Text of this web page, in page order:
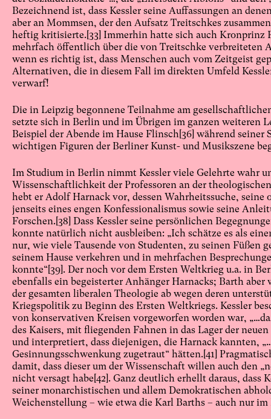
Bezeichnend ist, dass Kessler seine Auffassungen an
aber an Mommsen, der den Aufsatz Treitschkes
heftig kritisierte.[33] Immerhin hatte sich auch Kronprinz
mehrfach öffentlich über die von Treitschke verbreiteten
wenn es richtig ist, dass Menschen auch vom Zeitgeist
Alternativen, die in diesem Fall im direkten Umfeld
verwarf!
Die in Leipzig begonnene Teilnahme am
setzte sich in Berlin und im Übrigen im ganzen weiteren
Beispiel der Abende im Hause Flinsch[36] während seiner
wichtigen Figuren der Berliner Kunst- und Musikszene
Im Studium in Berlin nimmt Kessler viele Gelehrte wahr
Wissenschaftlichkeit der Professoren an der
hebt er Adolf Harnack vor, dessen Wahrheitssuche,
jenseits eines engen Konfessionalismus sowie seine
Forschen.[38] Dass Kessler seine persönlichen
konnte natürlich nicht ausbleiben: „Ich schätze es als
nur, wie viele Tausende von Studenten, zu seinen Füßen
seinem Hause verkehren und in mehrfachen
konnte“[39]. Der noch vor dem Ersten Weltkrieg u.a. in
ebenfalls ein begeisterter Anhänger Harnacks; Barth
der gesamten liberalen Theologie ab wegen deren
Kriegspolitik zu Beginn des Ersten Weltkriegs. Kessler
von konservativen Kreisen vorgeworfen worden war,
des Kaisers, mit fliegenden Fahnen in das Lager der
und interpretiert, dass diejenigen, die Harnack kannten,
Gesinnungsschwenkung zugetraut“ hätten.[41]
damit, dass dieser um der Wissenschaft willen auch den
nicht versagt habe[42]. Ganz deutlich erhellt daraus, dass
seiner monarchistischen und allem Demokratischen
Weichenstellung – wie etwa die Karl Barths – auch nur